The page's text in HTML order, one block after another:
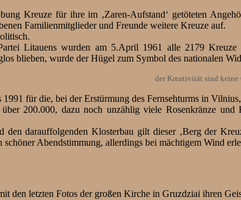
Kreuze für ihre im ‚Zaren-Aufstand‘ getöteten
Familienmitglieder und Freunde weitere Kreuze auf.
Litauens wurden am 5.April 1961 alle 2179
blieben, wurde der Hügel zum Symbol des nationalen
der Kreativität sind keine
für die, bei der Erstürmung des Fernsehturms in
200.000, dazu noch unzählig viele Rosenkränze
den darauffolgenden Klosterbau gilt dieser ‚Berg der
Abendstimmung, allerdings bei mächtigem Wind
den letzten Fotos der großen Kirche in Gruzdziai ihren